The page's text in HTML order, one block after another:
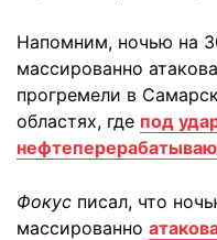
Напомним, ночью на
массированно
прогремели в
областях, где под
Фокус писал, что
массированно